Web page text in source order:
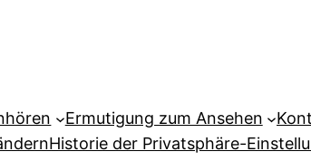
Ermutigung zum Ansehen
Historie der Privatsphäre-